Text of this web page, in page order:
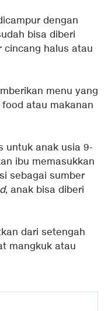
dengan
bisa diberi
cincang halus atau
menu yang
atau makanan
untuk anak usia 9-
ibu memasukkan
sebagai sumber
, anak bisa diberi
dari setengah
mangkuk atau